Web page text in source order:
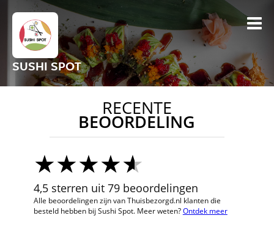
SUSHI SPOT
RECENTE
BEOORDELING
4,5 sterren uit 79 beoordelingen
Alle beoordelingen zijn van Thuisbezorgd.nl klanten die
besteld hebben bij Sushi Spot. Meer weten?Ontdek meer